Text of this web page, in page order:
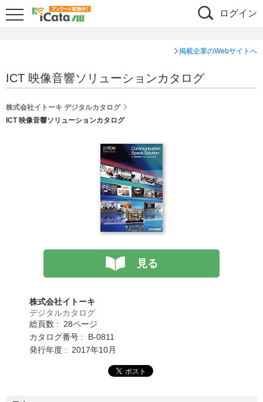
ログイン
掲載企業のWebサイトへ
ICT 映像音響ソリューションカタログ
株式会社イトーキ デジタルカタログ
ICT 映像音響ソリューションカタログ
見る
株式会社イトーキ
デジタルカタログ
総頁数 : 28ページ
カタログ番号 : B-0811
発行年度 : 2017年10月